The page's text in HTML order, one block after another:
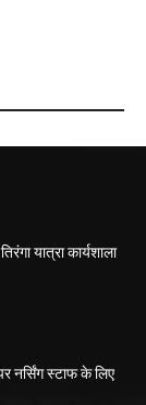
यात्रा कार्यशाला
नर्सिंग स्टाफ के लिए